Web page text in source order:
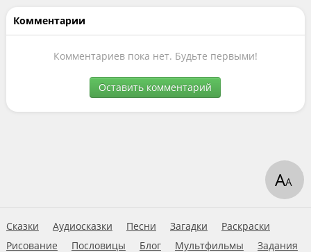
Комментарии
Комментариев пока нет. Будьте первыми!
Оставить комментарий
Сказки Аудиосказки Песни Загадки
Раскраски
Рисование
Пословицы Блог Мультфильмы Задания
АА